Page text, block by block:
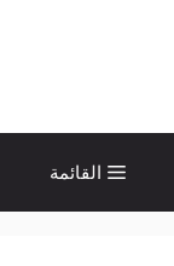
القائمة